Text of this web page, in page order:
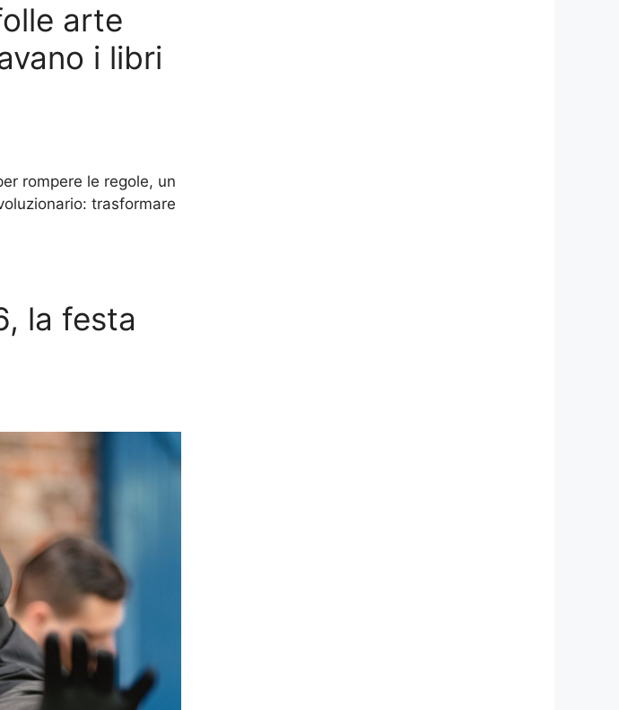
arte
i libri
rompere le regole, un
trasformare
la festa